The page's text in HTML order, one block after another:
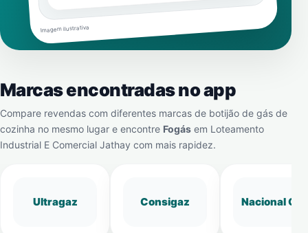
Imagem ilustrativa
Marcas encontradas no app
Compare revendas com diferentes marcas de botijão de gás de
cozinha no mesmo lugar e encontre Fogás em Loteamento
Industrial E Comercial Jathay com mais rapidez.
Ultragaz Consigaz Nacional Gás